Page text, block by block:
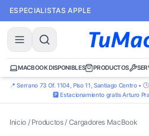
ESPECIALISTAS APPLE
MACBOOK DISPONIBLES PRODUCTOS
📍 Serrano 73 Of. 1104, Piso 11, Santiago Centro •
🅿️ Estacionamiento gratis Arturo
Inicio/ Productos/ Cargadores MacBook